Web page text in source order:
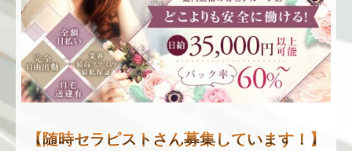
【随時セラピストさん募集しています！】